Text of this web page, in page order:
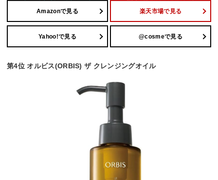
Amazonで見る 楽天市場で見る
Yahoo!で見る @cosmeで見る
第4位 オルビス(ORBIS) ザ クレンジングオイル